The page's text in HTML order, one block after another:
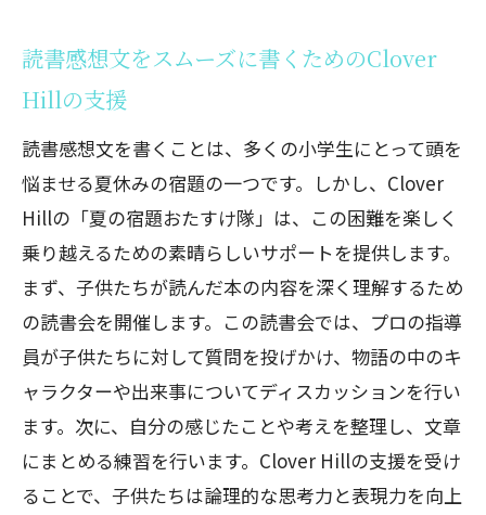
読書感想文をスムーズに書くためのClover
Hillの支援
読書感想文を書くことは、多くの小学生にとって頭を
悩ませる夏休みの宿題の一つです。しかし、Clover
Hillの「夏の宿題おたすけ隊」は、この困難を楽しく
乗り越えるための素晴らしいサポートを提供します。
まず、子供たちが読んだ本の内容を深く理解するため
の読書会を開催します。この読書会では、プロの指導
員が子供たちに対して質問を投げかけ、物語の中のキ
ャラクターや出来事についてディスカッションを行い
ます。次に、自分の感じたことや考えを整理し、文章
にまとめる練習を行います。Clover Hillの支援を受け
ることで、子供たちは論理的な思考力と表現力を向上